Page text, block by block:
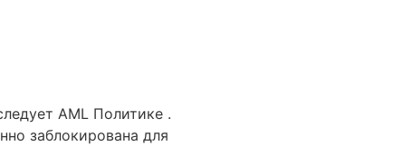
AML Политике .
заблокирована для